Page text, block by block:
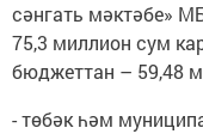
сәнгать мәктәбе»
75,3 миллион сум
бюджеттан – 59,48
- төбәк һәм